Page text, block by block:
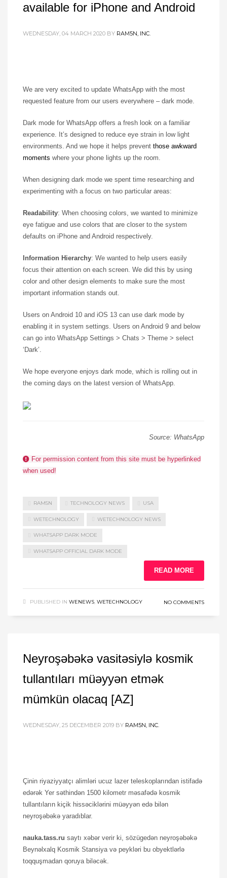
available for iPhone and Android
WEDNESDAY, 04 MARCH 2020 BY RAM5N, INC.
We are very excited to update WhatsApp with the most
requested feature from our users everywhere – dark mode.
Dark mode for WhatsApp offers a fresh look on a familiar
experience. It’s designed to reduce eye strain in low light
environments. And we hope it helps prevent those awkward
moments where your phone lights up the room.
When designing dark mode we spent time researching and
experimenting with a focus on two particular areas:
Readability: When choosing colors, we wanted to minimize
eye fatigue and use colors that are closer to the system
defaults on iPhone and Android respectively.
Information Hierarchy: We wanted to help users easily
focus their attention on each screen. We did this by using
color and other design elements to make sure the most
important information stands out.
Users on Android 10 and iOS 13 can use dark mode by
enabling it in system settings. Users on Android 9 and below
can go into WhatsApp Settings > Chats > Theme > select
‘Dark’.
We hope everyone enjoys dark mode, which is rolling out in
the coming days on the latest version of WhatsApp.
Source: WhatsApp
For permission content from this site must be hyperlinked
when used!
RAM5N TECHNOLOGY NEWS USA
WETECHNOLOGY WETECHNOLOGY NEWS
WHATSAPP DARK MODE
WHATSAPP OFFICIAL DARK MODE
READ MORE
PUBLISHED IN WENEWS, WETECHNOLOGY NO COMMENTS
Neyroşəbəkə vasitəsiylə kosmik
tullantıları müəyyən etmək
mümkün olacaq [AZ]
WEDNESDAY, 25 DECEMBER 2019 BY RAM5N, INC.
Çinin riyaziyyatçı alimləri ucuz lazer teleskoplarından istifadə
edərək Yer səthindən 1500 kilometr məsafədə kosmik
tullantıların kiçik hissəciklərini müəyyən edə bilən
neyroşəbəkə yaradıblar.
nauka.tass.ru saytı xəbər verir ki, sözügedən neyroşəbəkə
Beynəlxalq Kosmik Stansiya və peykləri bu obyektlərlə
toqquşmadan qoruya biləcək.